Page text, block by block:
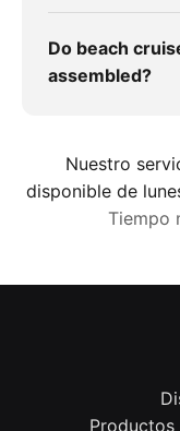
Do beach
assembled?
Nuestro
disponible de
Tiempo
Productos